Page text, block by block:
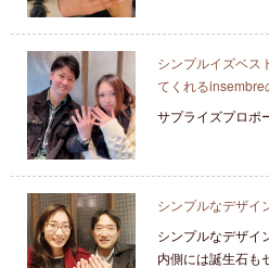
シンプルイズベス
てくれるinsembre
サプライズプロポ
シンプルなデザイ
シンプルなデザイ
内側には誕生石も